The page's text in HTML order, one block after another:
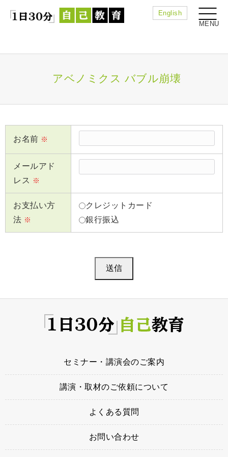
English
アベノミクス バブル崩壊
お名前 ※
メールアド
レス
※
お支払い方
法 ※
クレジットカード
銀行振込
セミナー・講演会のご案内
講演・取材のご依頼について
よくある質問
お問い合わせ